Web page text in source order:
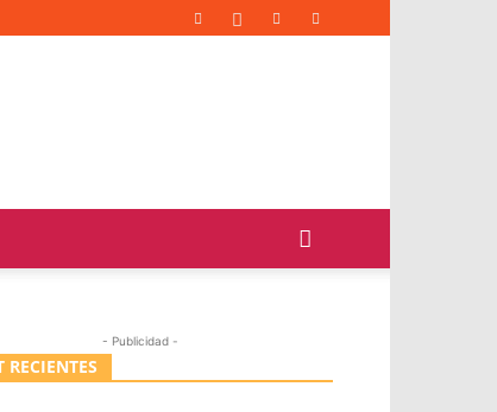
- Publicidad -
RECIENTES